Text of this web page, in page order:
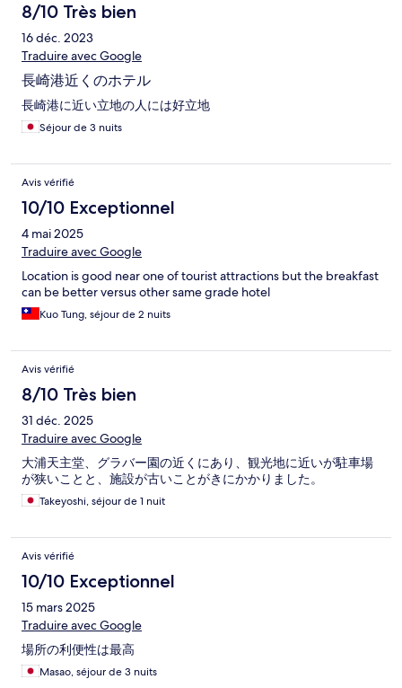
8/10 Très bien
16 déc. 2023
Traduire avec Google
長崎港近くのホテル
長崎港に近い立地の人には好立地
Séjour de 3 nuits
Avis vérifié
10/10 Exceptionnel
4 mai 2025
Traduire avec Google
Location is good near one of tourist attractions but the breakfast
can be better versus other same grade hotel
Kuo Tung, séjour de 2 nuits
Avis vérifié
8/10 Très bien
31 déc. 2025
Traduire avec Google
大浦天主堂、グラバー園の近くにあり、観光地に近いが駐車場
が狭いことと、施設が古いことがきにかかりました。
Takeyoshi, séjour de 1 nuit
Avis vérifié
10/10 Exceptionnel
15 mars 2025
Traduire avec Google
場所の利便性は最高
Masao, séjour de 3 nuits